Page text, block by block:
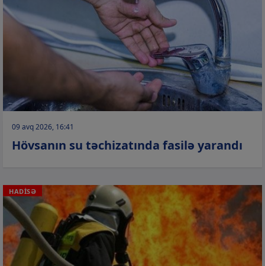
09 avq 2026, 16:41
Hövsanın su təchizatında fasilə yarandı
HADİSƏ